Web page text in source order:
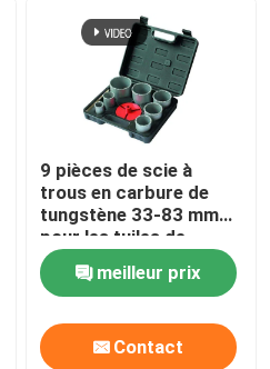
9 pièces de scie à
trous en carbure de
tungstène 33-83 mm
pour les tuiles de
marbre
meilleur prix
Contact